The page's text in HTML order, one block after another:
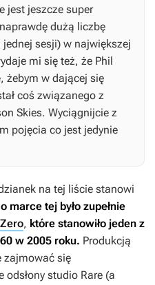
jest jeszcze super
dużą liczbę
sesji) w największej
mi się też, że Phil
żebym w dającej się
coś związanego z
Skies. Wyciągnijcie z
pojęcia co jest jedynie
na tej liście stanowi
o marce tej było zupełnie
, które stanowiło jeden z
w 2005 roku. Produkcją
zajmować się
studio Rare (a